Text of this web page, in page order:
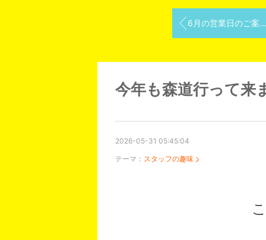
6月の営業日のご案内！
今年も森道行って来
2026-05-31 05:45:04
テーマ： スタッフの趣味